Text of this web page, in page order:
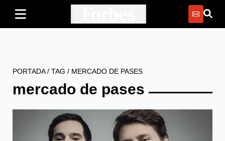
PORTADA/ TAG / MERCADO DE PASES
mercado de pases